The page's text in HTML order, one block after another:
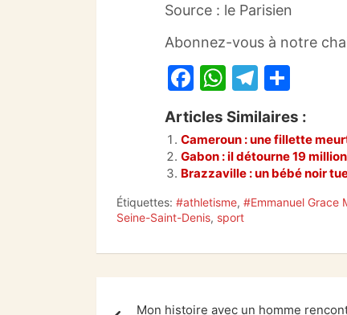
Source : le Parisien
Abonnez-vous à notre
F
a
c
e
b
o
o
k
W
h
at
s
A
p
p
T
el
e
gr
a
m
ta
g
er
Articles Similaires :
Cameroun : une fillette
Gabon : il détourne 19
Brazzaville : un bébé noir
Étiquettes: #athletisme, #Emmanuel Grace
Seine-Saint-Denis, sport
Mon histoire avec un homme